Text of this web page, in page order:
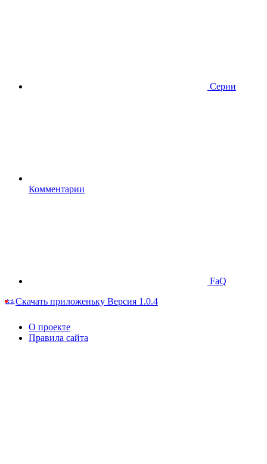
Серии
Комментарии
FaQ
Скачать приложеньку Версия 1.0.4
О проекте
Правила сайта